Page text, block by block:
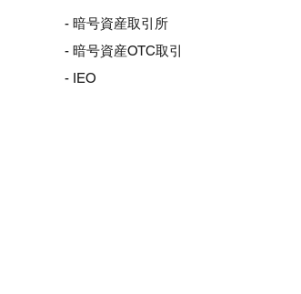
- 暗号資産取引所
- 暗号資産OTC取引
- IEO